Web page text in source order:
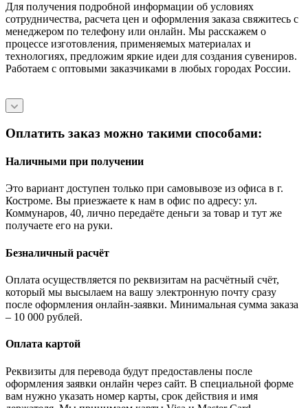
Для получения подробной информации об условиях
сотрудничества, расчета цен и оформления заказа свяжитесь с
менеджером по телефону или онлайн. Мы расскажем о
процессе изготовления, применяемых материалах и
технологиях, предложим яркие идеи для создания сувениров.
Работаем с оптовыми заказчиками в любых городах России.
Оплатить заказ можно такими способами:
Наличными при получении
Это вариант доступен только при самовывозе из офиса в г.
Костроме. Вы приезжаете к нам в офис по адресу: ул.
Коммунаров, 40, лично передаёте деньги за товар и тут же
получаете его на руки.
Безналичный расчёт
Оплата осуществляется по реквизитам на расчётный счёт,
который мы высылаем на вашу электронную почту сразу
после оформления онлайн-заявки. Минимальная сумма заказа
– 10 000 рублей.
Оплата картой
Реквизиты для перевода будут предоставлены после
оформления заявки онлайн через сайт. В специальной форме
вам нужно указать номер карты, срок действия и имя